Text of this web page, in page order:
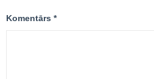
Komentārs *